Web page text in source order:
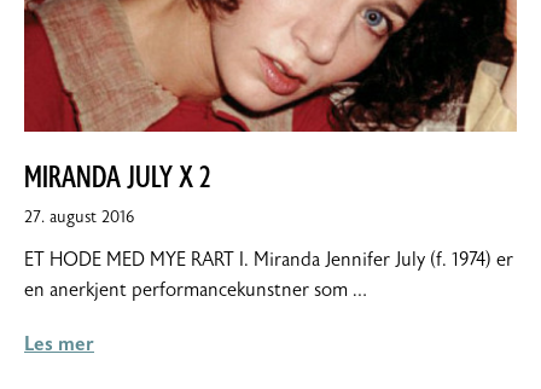
MIRANDA JULY X 2
27. august 201610.
2016
ET HODE MED MYE RART I. Miranda Jennifer July (f. 1974) er
en anerkjent performancekunstner som …
Les mer